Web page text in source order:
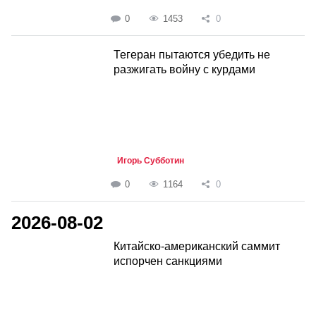
0 1453 0
Тегеран пытаются убедить не
разжигать войну с курдами
Игорь Субботин
0 1164 0
2026-08-02
Китайско-американский саммит
испорчен санкциями